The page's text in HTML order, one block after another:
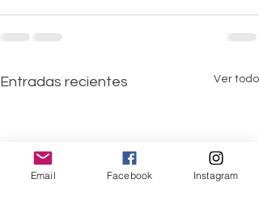
Entradas recientes Ver todo
Email Facebook Instagram